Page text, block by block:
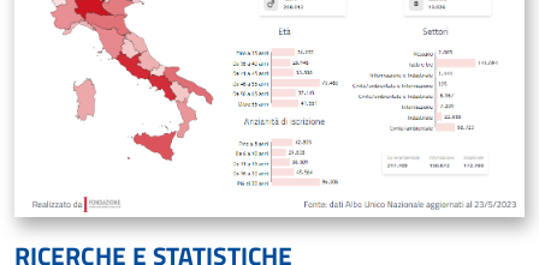
RICERCHE E STATISTICHE